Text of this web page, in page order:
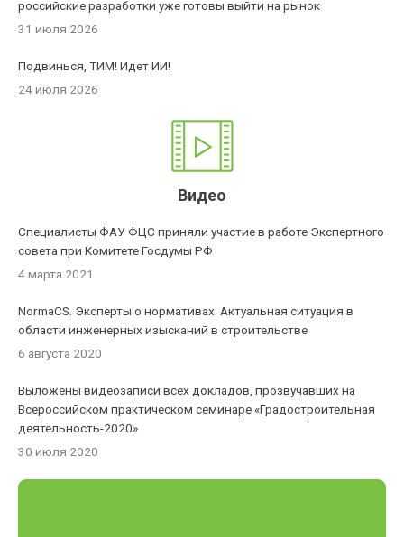
российские разработки уже готовы выйти на рынок
31 июля 2026
Подвинься, ТИМ! Идет ИИ!
24 июля 2026
Видео
Специалисты ФАУ ФЦС приняли участие в работе Экспертного
совета при Комитете Госдумы РФ
4 марта 2021
NormaCS. Эксперты о нормативах. Актуальная ситуация в
области инженерных изысканий в строительстве
6 августа 2020
Выложены видеозаписи всех докладов, прозвучавших на
Всероссийском практическом семинаре «Градостроительная
деятельность-2020»
30 июля 2020